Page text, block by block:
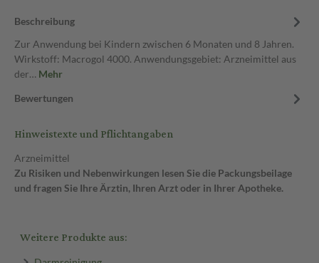
Beschreibung
Zur Anwendung bei Kindern zwischen 6 Monaten und 8 Jahren.
Wirkstoff: Macrogol 4000. Anwendungsgebiet: Arzneimittel aus
der… Mehr
Bewertungen
Hinweistexte und Pflichtangaben
Arzneimittel
Zu Risiken und Nebenwirkungen lesen Sie die Packungsbeilage
und fragen Sie Ihre Ärztin, Ihren Arzt oder in Ihrer Apotheke.
Weitere Produkte aus: